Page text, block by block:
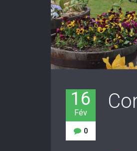
16
Fév
0